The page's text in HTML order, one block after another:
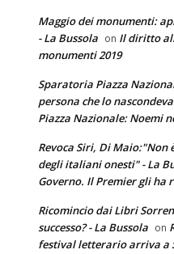
Maggio dei monumenti:
- La Bussola on Il diritto
monumenti 2019
Sparatoria Piazza
persona che lo
Piazza Nazionale: Noemi
Revoca Siri, Di Maio:"Non
degli italiani onesti" - La
Governo. Il Premier gli ha
Ricomincio dai Libri
successo? - La Bussola on
festival letterario arriva a